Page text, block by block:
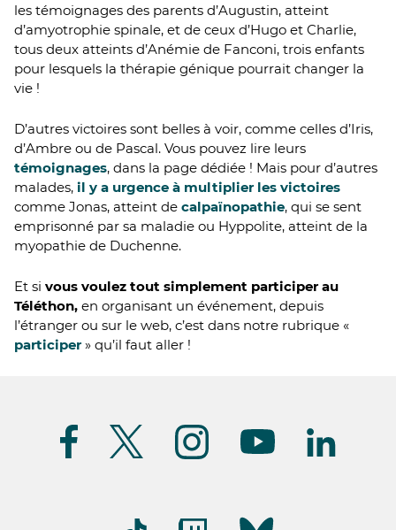
les témoignages des parents d’Augustin, atteint
d’amyotrophie spinale, et de ceux d’Hugo et Charlie,
tous deux atteints d’Anémie de Fanconi, trois enfants
pour lesquels la thérapie génique pourrait changer la
vie !
D’autres victoires sont belles à voir, comme celles d’Iris,
d’Ambre ou de Pascal. Vous pouvez lire leurs
témoignages, dans la page dédiée ! Mais pour d’autres
malades, il y a urgence à multiplier les victoires
comme Jonas, atteint de calpaïnopathie, qui se sent
emprisonné par sa maladie ou Hyppolite, atteint de la
myopathie de Duchenne.
Et si vous voulez tout simplement participer au
Téléthon, en organisant un événement, depuis
l’étranger ou sur le web, c’est dans notre rubrique «
participer » qu’il faut aller !